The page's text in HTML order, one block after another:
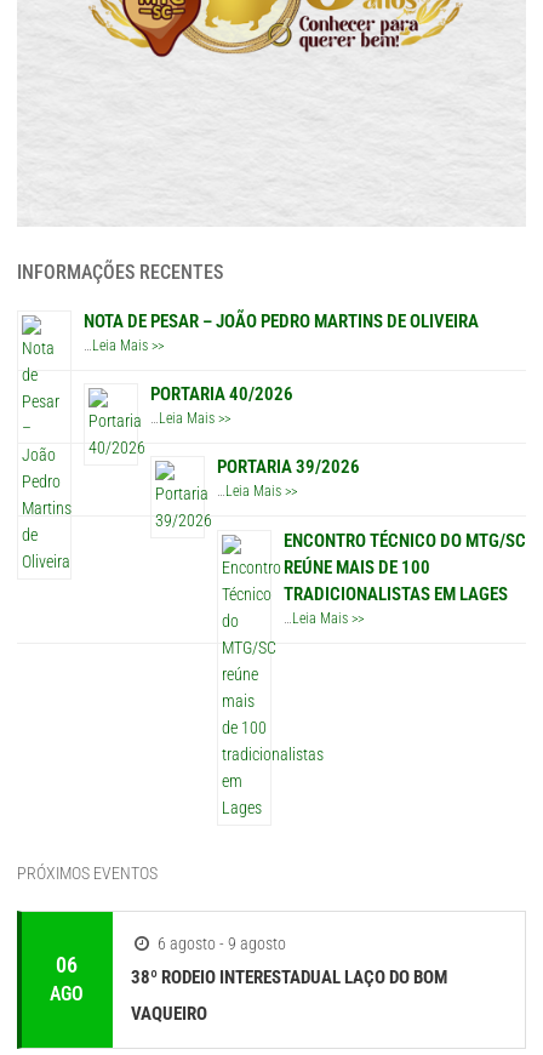
INFORMAÇÕES RECENTES
NOTA DE PESAR – JOÃO PEDRO MARTINS DE OLIVEIRA
Leia Mais >>
PORTARIA 40/2026
…Leia Mais >>
PORTARIA 39/2026
…Leia Mais >>
ENCONTRO TÉCNICO DO MTG/SC
REÚNE MAIS DE 100
TRADICIONALISTAS EM LAGES
Leia Mais >>
PRÓXIMOS EVENTOS
06
AGO
6 agosto - 9 agosto
38º RODEIO INTERESTADUAL LAÇO DO BOM
VAQUEIRO